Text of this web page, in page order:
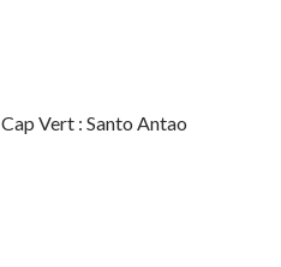
Cap Vert : Santo Antao